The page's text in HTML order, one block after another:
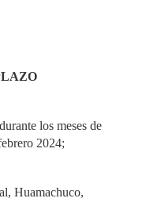
los meses de
2024;
Huamachuco,